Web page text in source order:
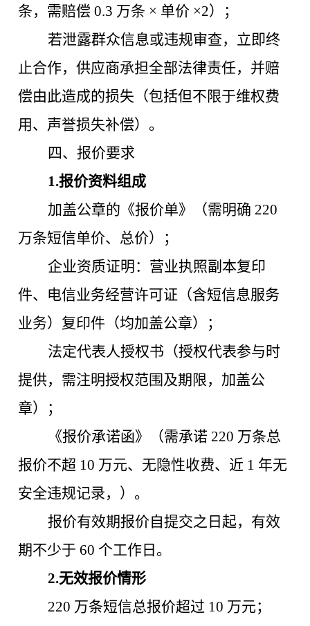
条，需赔偿 0.3 万条 × 单价 ×2）；
若泄露群众信息或违规审查，立即终
止合作，供应商承担全部法律责任，并赔
偿由此造成的损失（包括但不限于维权费
用、声誉损失补偿）。
四、报价要求
1.报价资料组成
加盖公章的《报价单》（需明确 220
万条短信单价、总价）；
企业资质证明：营业执照副本复印
件、电信业务经营许可证（含短信息服务
业务）复印件（均加盖公章）；
法定代表人授权书（授权代表参与时
提供，需注明授权范围及期限，加盖公
章）；
《报价承诺函》（需承诺 220 万条总
报价不超 10 万元、无隐性收费、近 1 年无
安全违规记录，）。
报价有效期报价自提交之日起，有效
期不少于 60 个工作日。
2.无效报价情形
220 万条短信总报价超过 10 万元；